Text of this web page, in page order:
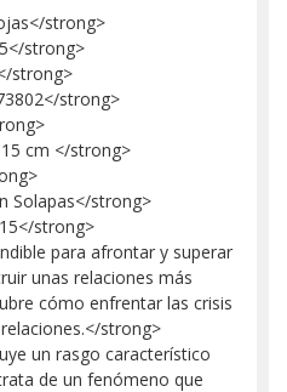
strong>
strong>
strong>
strong>
cm </strong>
Solapas</strong>
strong>
para afrontar y superar
unas relaciones más
cómo enfrentar las crisis
strong>
un rasgo característico
de un fenómeno que